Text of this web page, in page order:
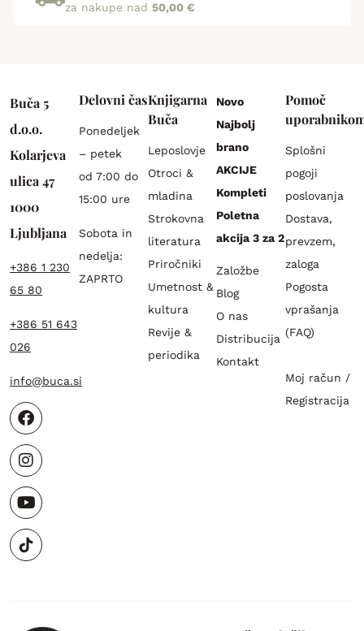
za nakupe nad 50,00 €
Buča 5
d.o.o.
Kolarjeva
ulica 47
1000
Ljubljana
+386 1 230
65 80
+386 51 643
026
info@buca.si
Delovni čas
Ponedeljek
– petek
od 7:00 do
15:00 ure
Sobota in
nedelja:
ZAPRTO
Knjigarna
Buča
Leposlovje
Otroci &
mladina
Strokovna
literatura
Priročniki
Umetnost &
kultura
Revije &
periodika
Novo
Najbolj
brano
AKCIJE
Kompleti
Poletna
akcija 3 za 2
Založbe
Blog
O nas
Distribucija
Kontakt
Pomoč
Splošni
pogoji
poslovanja
Dostava,
prevzem,
zaloga
Pogosta
vprašanja
(FAQ)
Moj račun /
Registracija